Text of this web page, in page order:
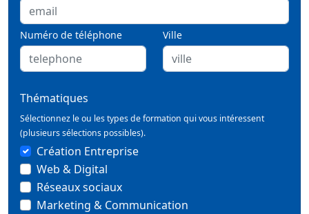
Numéro de téléphone Ville
Thématiques
Sélectionnez le ou les types de formation qui vous intéressent
(plusieurs sélections possibles).
Création Entreprise
Web & Digital
Réseaux sociaux
Marketing & Communication